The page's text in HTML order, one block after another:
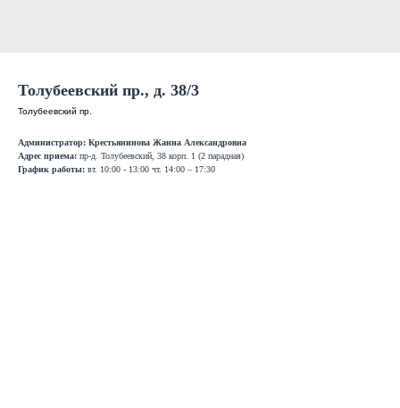
Толубеевский пр., д. 38/3
Толубеевский пр.
Администратор: Крестьянинова Жанна Александровна
Адрес приема: пр-д. Толубеевский, 38 корп. 1 (2 парадная)
График работы: вт. 10:00 - 13:00 чт. 14:00 – 17:30